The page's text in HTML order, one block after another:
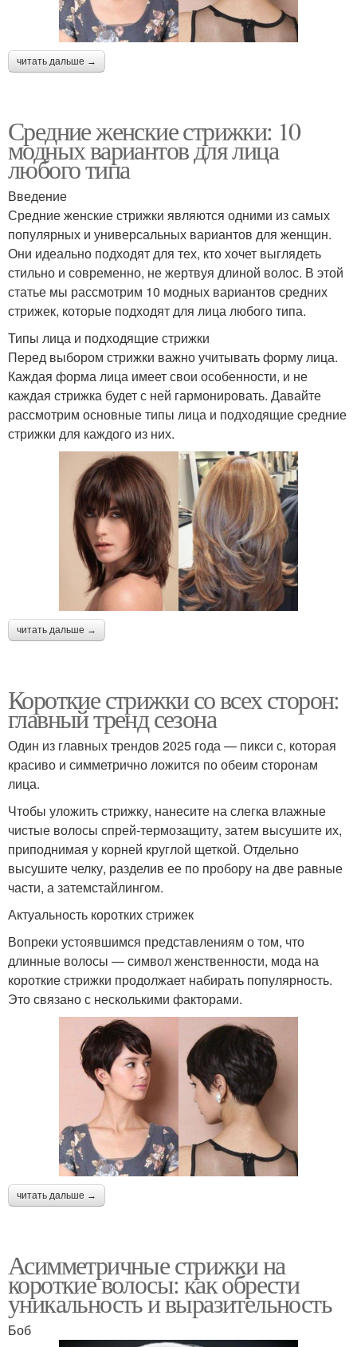
читать дальше →
Средние женские стрижки: 10
модных вариантов для лица
любого типа
Введение
Средние женские стрижки являются одними из самых
популярных и универсальных вариантов для женщин.
Они идеально подходят для тех, кто хочет выглядеть
стильно и современно, не жертвуя длиной волос. В этой
статье мы рассмотрим 10 модных вариантов средних
стрижек, которые подходят для лица любого типа.
Типы лица и подходящие стрижки
Перед выбором стрижки важно учитывать форму лица.
Каждая форма лица имеет свои особенности, и не
каждая стрижка будет с ней гармонировать. Давайте
рассмотрим основные типы лица и подходящие средние
стрижки для каждого из них.
читать дальше →
Короткие стрижки со всех сторон:
главный тренд сезона
Один из главных трендов 2025 года — пикси с, которая
красиво и симметрично ложится по обеим сторонам
лица.
Чтобы уложить стрижку, нанесите на слегка влажные
чистые волосы спрей-термозащиту, затем высушите их,
приподнимая у корней круглой щеткой. Отдельно
высушите челку, разделив ее по пробору на две равные
части, а затемстайлингом.
Актуальность коротких стрижек
Вопреки устоявшимся представлениям о том, что
длинные волосы — символ женственности, мода на
короткие стрижки продолжает набирать популярность.
Это связано с несколькими факторами.
читать дальше →
Асимметричные стрижки на
короткие волосы: как обрести
уникальность и выразительность
Боб